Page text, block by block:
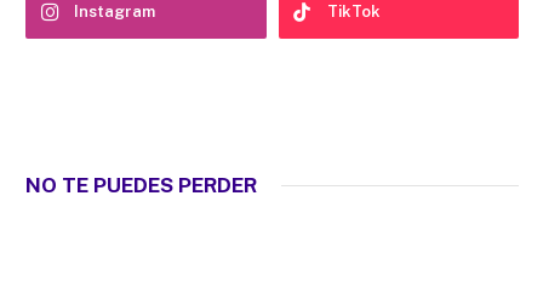
Instagram TikTok
NO TE PUEDES PERDER